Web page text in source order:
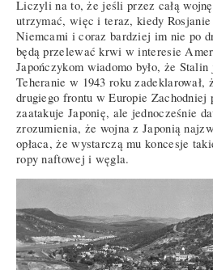
Liczyli na to, że jeśli przez całą
utrzymać, więc i teraz, kiedy
Niemcami i coraz bardziej im nie po
będą przelewać krwi w interesie
Japończykom wiadomo było, że
Teheranie w 1943 roku
drugiego frontu w Europie Zachodniej
zaatakuje Japonię, ale jednocześnie
zrozumienia, że wojna z Japonią
opłaca, że wystarczą mu koncesje
ropy naftowej i węgla.